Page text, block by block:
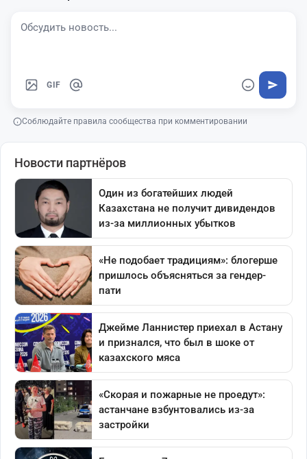
GIF
Соблюдайте правила сообщества при комментировании